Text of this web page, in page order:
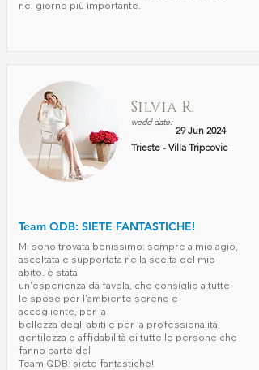
nel giorno più importante.
Silvia R.
wedd date:
29 Jun 2024
Trieste - Villa Tripcovic
Team QDB: SIETE FANTASTICHE!
Mi sono trovata benissimo: sempre a mio agio,
ascoltata e supportata nella scelta del mio
abito. è stata
un'esperienza da favola, che consiglio a tutte
le spose per l'ambiente sereno e
accogliente, per la
bellezza degli abiti e per la professionalità,
gentilezza e affidabilità di tutte le persone che
fanno parte del
Team QDB: siete fantastiche!